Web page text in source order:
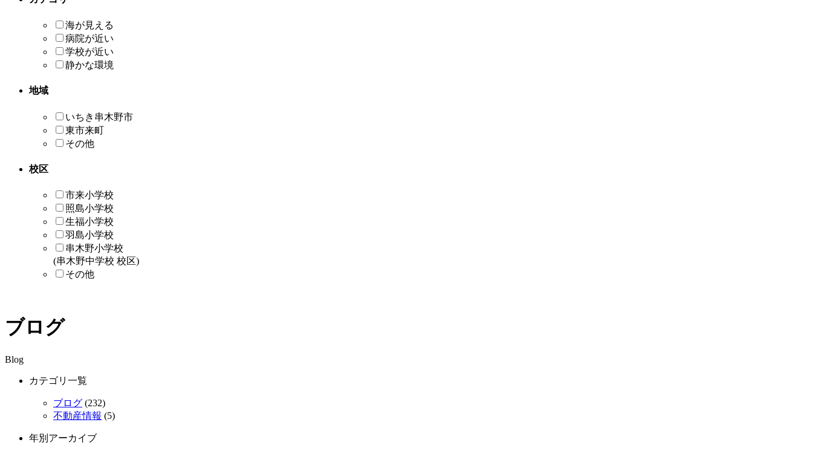
海が見える
病院が近い
学校が近い
静かな環境
地域
いちき串木野市
東市来町
その他
校区
市来小学校
照島小学校
生福小学校
羽島小学校
串木野小学校
(串木野中学校 校区)
その他
ブログ
Blog
カテゴリ一覧
ブログ (232)
不動産情報 (5)
年別アーカイブ